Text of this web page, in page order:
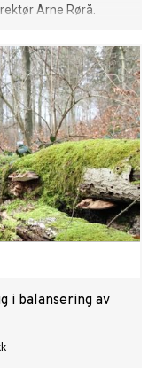
Arne Rørå.
i balansering av